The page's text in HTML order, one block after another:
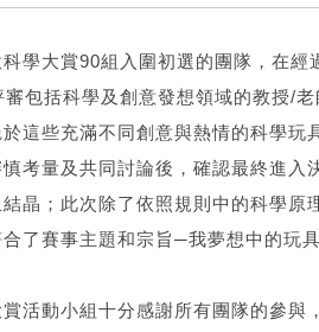
學大賞90組入圍初選的團隊，在
包括科學及創意發想領域的教授/
這些充滿不同創意與熱情的科學
考量及共同討論後，確認最終進
晶；此次除了依照規則中的科學
了賽事主題和宗旨─我夢想中的玩
活動小組十分感謝所有團隊的參